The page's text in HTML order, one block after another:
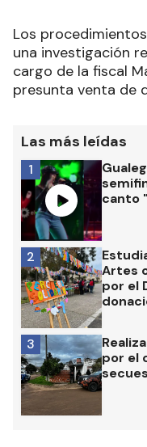
Los
una investigación
cargo de la fiscal
presunta venta de
Las más leídas
canto
1
Artes
por el
2
por el
3